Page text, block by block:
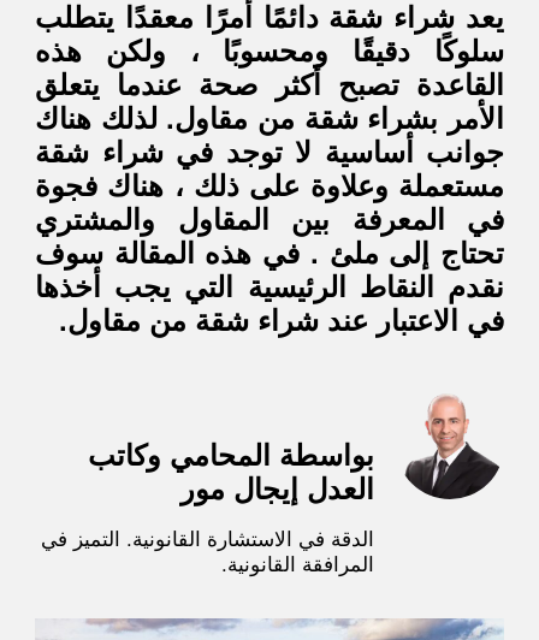
يعد شراء شقة دائمًا أمرًا معقدًا يتطلب
سلوكًا دقيقًا ومحسوبًا ، ولكن هذه
القاعدة تصبح أكثر صحة عندما يتعلق
الأمر بشراء شقة من مقاول. لذلك هناك
جوانب أساسية لا توجد في شراء شقة
مستعملة وعلاوة على ذلك ، هناك فجوة
في المعرفة بين المقاول والمشتري
تحتاج إلى ملئ . في هذه المقالة سوف
نقدم النقاط الرئيسية التي يجب أخذها
في الاعتبار عند شراء شقة من مقاول.
بواسطة المحامي وكاتب
العدل إيجال مور
الدقة في الاستشارة القانونية. التميز في
المرافقة القانونية.